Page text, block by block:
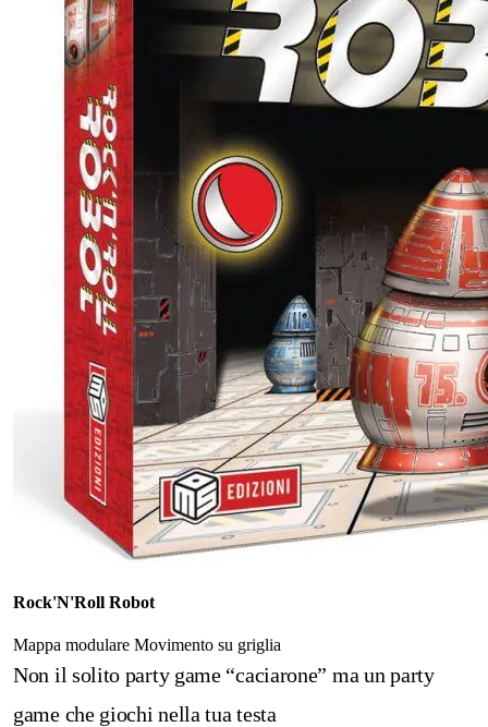
Rock'N'Roll Robot
Mappa modulare Movimento su griglia
Non il solito party game “caciarone” ma un party
game che giochi nella tua testa